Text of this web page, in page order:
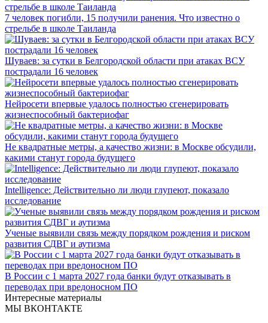
7 человек погибли, 15 получили ранения. Что известно о
стрельбе в школе Таиланда
Шуваев: за сутки в Белгородской области при атаках ВСУ
пострадали 16 человек
Нейросети впервые удалось полностью сгенерировать
жизнеспособный бактериофаг
Не квадратные метры, а качество жизни: в Москве обсудили,
какими станут города будущего
Intelligence: Действительно ли люди глупеют, показало
исследование
Ученые выявили связь между порядком рождения и риском
развития СДВГ и аутизма
В России с 1 марта 2027 года банки будут отказывать в
переводах при вредоносном ПО
Интересные материалы
МЫ ВКОНТАКТЕ